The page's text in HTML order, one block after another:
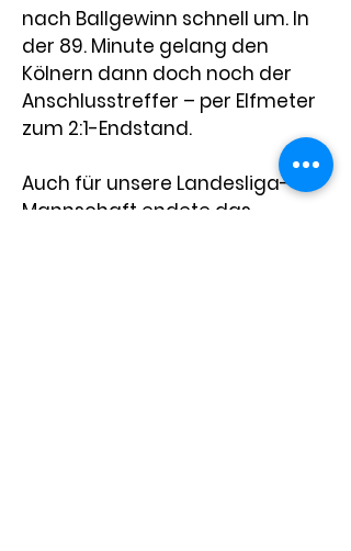
nach Ballgewinn schnell um. In
der 89. Minute gelang den
Kölnern dann doch noch der
Anschlusstreffer – per Elfmeter
zum 2:1-Endstand.
Auch für unsere Landesliga-
Mannschaft endete das